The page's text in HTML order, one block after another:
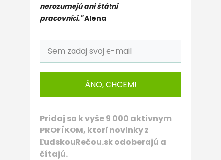
nerozumejú ani štátni
pracovníci."Alena
ÁNO, CHCEM!
Pridaj sa k vyše 9 000 aktívnym
PROFÍKOM, ktorí novinky z
ĽudskouRečou.sk odoberajú a
čítajú.